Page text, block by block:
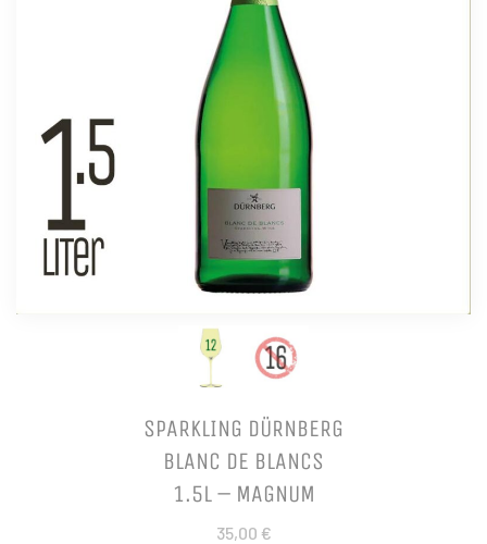
SPARKLING DÜRNBERG
BLANC DE BLANCS
1.5L – MAGNUM
35,00 €